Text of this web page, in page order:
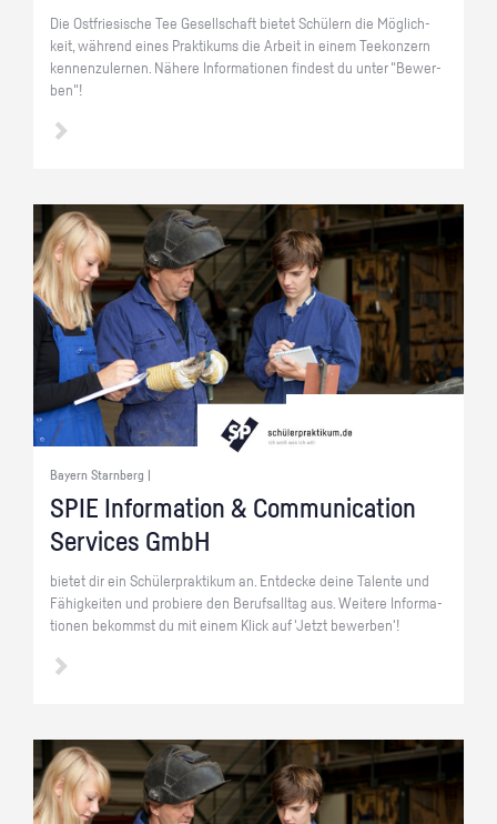
Die Ost­frie­si­sche Tee Ge­sell­schaft bie­tet Schü­lern die Mög­lich­
keit, wäh­rend eines Prak­ti­kums die Ar­beit in einem Tee­kon­zern
ken­nen­zu­ler­nen. Nä­he­re In­for­ma­tio­nen fin­dest du unter "Be­wer­
ben"!
Bayern Starnberg |
SPIE In­for­ma­ti­on & Com­mu­ni­ca­ti­on
Ser­vices GmbH
bie­tet dir ein Schü­ler­prak­ti­kum an. Ent­de­cke deine Ta­len­te und
Fä­hig­kei­ten und pro­bie­re den Be­rufs­all­tag aus. Wei­te­re In­for­ma­
tio­nen be­kommst du mit einem Klick auf 'Jetzt be­wer­ben'!